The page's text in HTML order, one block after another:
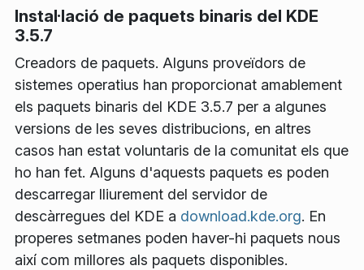
Instal·lació de paquets binaris del KDE
3.5.7
Creadors de paquets. Alguns proveïdors de
sistemes operatius han proporcionat amablement
els paquets binaris del KDE 3.5.7 per a algunes
versions de les seves distribucions, en altres
casos han estat voluntaris de la comunitat els que
ho han fet. Alguns d'aquests paquets es poden
descarregar lliurement del servidor de
descàrregues del KDE a download.kde.org. En
properes setmanes poden haver-hi paquets nous
així com millores als paquets disponibles.